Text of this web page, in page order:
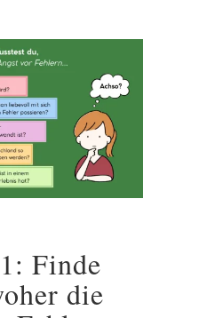
Finde
die